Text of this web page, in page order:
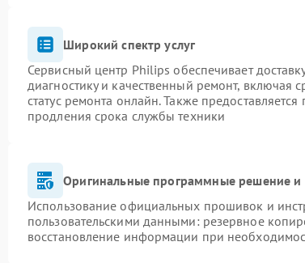
Широкий спектр услуг
Сервисный центр Philips обеспечивает
диагностику и качественный ремонт, включая
статус ремонта онлайн. Также
продления срока службы техники
Оригинальные программные решение и
Использование официальных прошивок и
пользовательскими данными: резервное
восстановление информации при